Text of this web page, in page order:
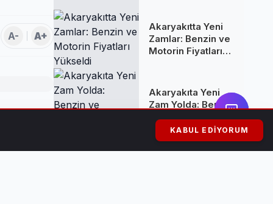
A- A+
Akaryakıtta Yeni
Zamlar: Benzin ve
Motorin Fiyatları
Akaryakıta Yeni
Zam Yolda: Benzin
ve Motorine
Yüksek Artış
Bekleniyor
KABUL EDIYORUM